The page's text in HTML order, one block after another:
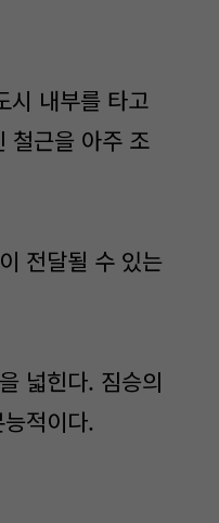
시 내부를 타고
철근을 아주 조
전달될 수 있는
넓힌다. 짐승의
적이다.